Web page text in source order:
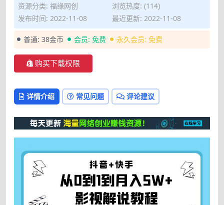
资源分类: 福缘网创
浏览热度: (114)
发布时间: 2022-11-08
最近更新: 2022-11-08
普通: 38金币 会员: 免费 永久会员: 免费
购买下载权限
详情介绍 常见问题 评论建议